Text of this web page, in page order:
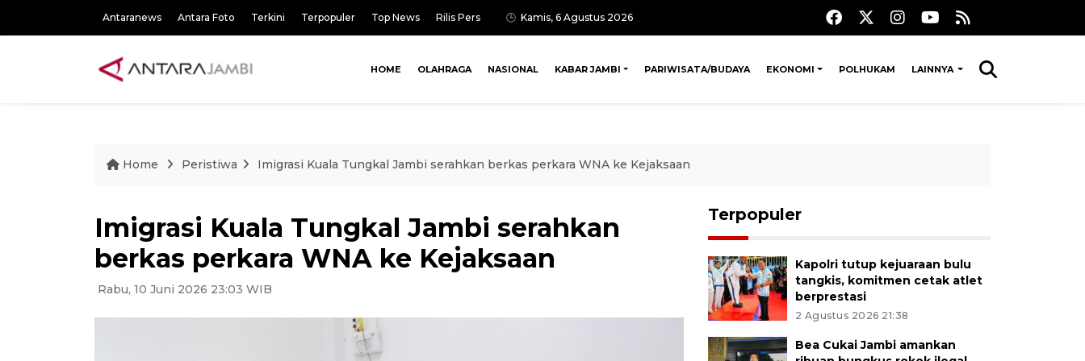
Antaranews Antara Foto Terkini Terpopuler Top News Rilis Pers Kamis, 6 Agustus 2026
HOME OLAHRAGA NASIONAL KABAR JAMBI PARIWISATA/BUDAYA EKONOMI POLHUKAM LAINNYA
Home Peristiwa Imigrasi Kuala Tungkal Jambi serahkan berkas perkara WNA ke Kejaksaan
Imigrasi Kuala Tungkal Jambi serahkan
berkas perkara WNA ke Kejaksaan
Rabu, 10 Juni 2026 23:03 WIB
Terpopuler
Kapolri tutup kejuaraan bulu
tangkis, komitmen cetak atlet
berprestasi
2 Agustus 2026 21:38
Bea Cukai Jambi amankan